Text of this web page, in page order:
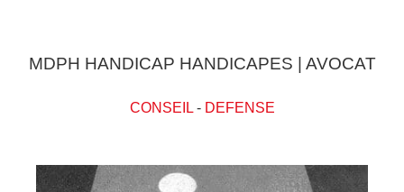
MDPH HANDICAP HANDICAPES | AVOCAT
CONSEIL- DEFENSE